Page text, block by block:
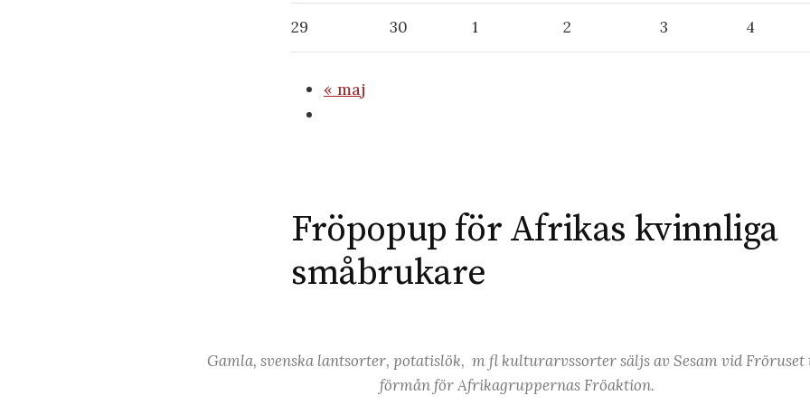
29 30 1 2 3 4
« maj
Fröpopup för Afrikas kvinnliga
småbrukare
Gamla, svenska lantsorter, potatislök, m fl kulturarvssorter säljs av Sesam vid
förmån för Afrikagruppernas Fröaktion.